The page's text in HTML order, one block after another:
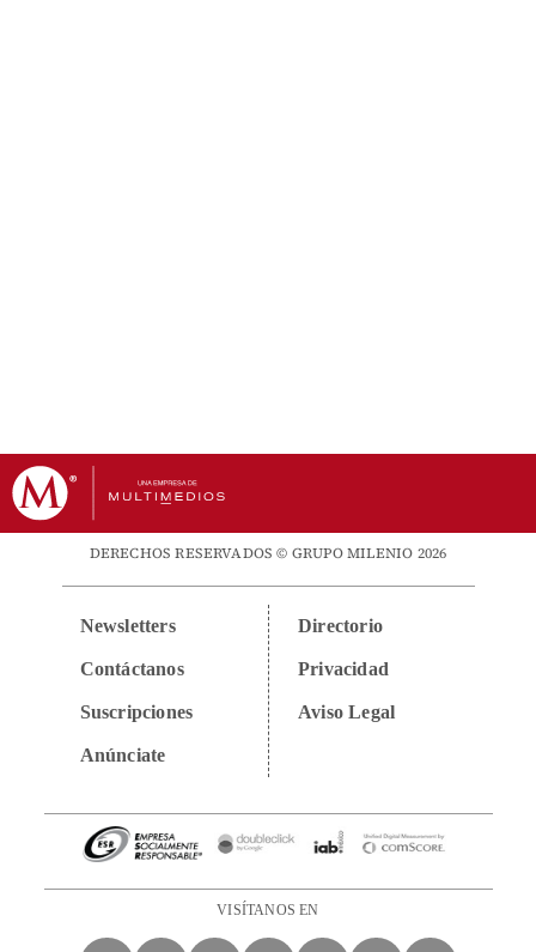
DERECHOS RESERVADOS © GRUPO MILENIO 2026
Newsletters
Contáctanos
Suscripciones
Anúnciate
Directorio
Privacidad
Aviso Legal
VISÍTANOS EN